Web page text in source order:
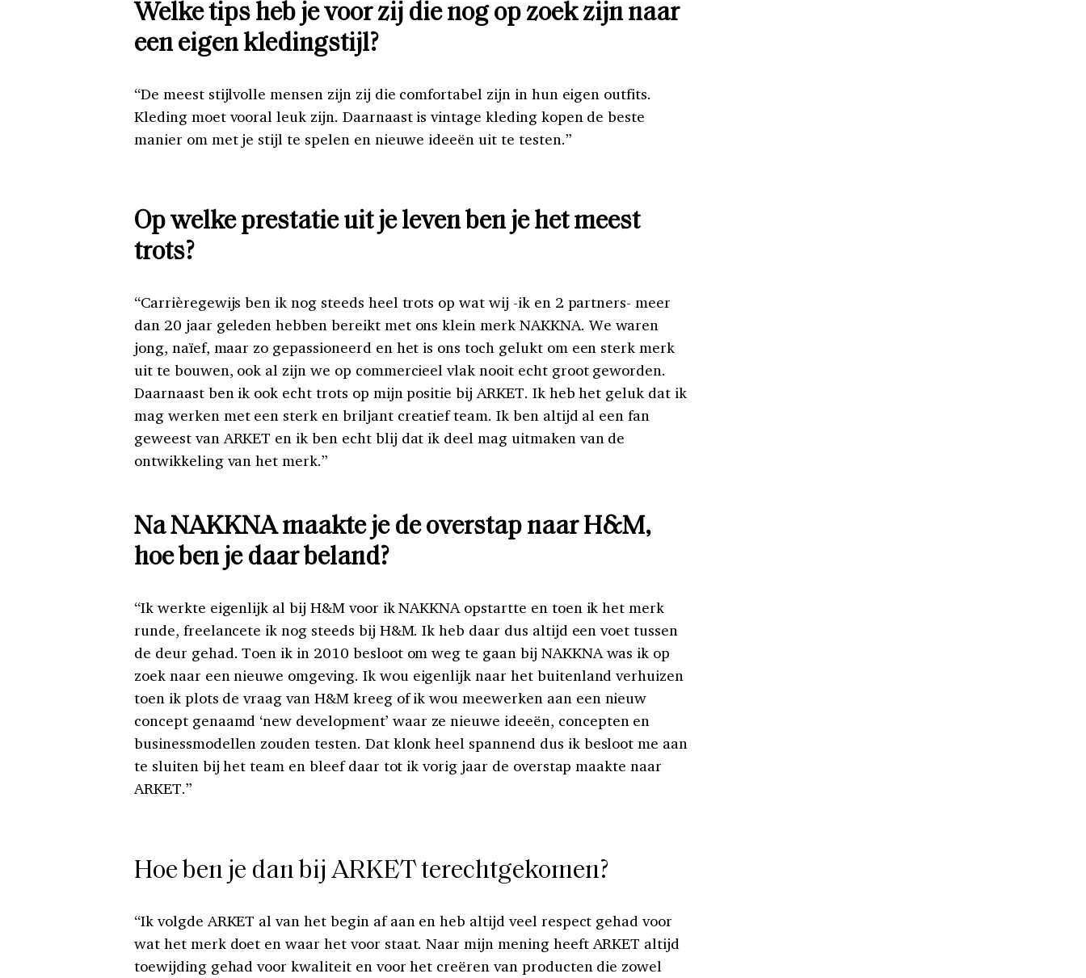
Welke tips heb je voor zij die nog op zoek zijn naar
een eigen kledingstijl?
“De meest stijlvolle mensen zijn zij die comfortabel zijn in hun eigen outfits.
Kleding moet vooral leuk zijn. Daarnaast is vintage kleding kopen de beste
manier om met je stijl te spelen en nieuwe ideeën uit te testen.”
Op welke prestatie uit je leven ben je het meest
trots?
“Carrièregewijs ben ik nog steeds heel trots op wat wij -ik en 2 partners- meer
dan 20 jaar geleden hebben bereikt met ons klein merk NAKKNA. We waren
jong, naïef, maar zo gepassioneerd en het is ons toch gelukt om een sterk merk
uit te bouwen, ook al zijn we op commercieel vlak nooit echt groot geworden.
Daarnaast ben ik ook echt trots op mijn positie bij ARKET. Ik heb het geluk dat ik
mag werken met een sterk en briljant creatief team. Ik ben altijd al een fan
geweest van ARKET en ik ben echt blij dat ik deel mag uitmaken van de
ontwikkeling van het merk.”
Na NAKKNA maakte je de overstap naar H&M,
hoe ben je daar beland?
“Ik werkte eigenlijk al bij H&M voor ik NAKKNA opstartte en toen ik het merk
runde, freelancete ik nog steeds bij H&M. Ik heb daar dus altijd een voet tussen
de deur gehad. Toen ik in 2010 besloot om weg te gaan bij NAKKNA was ik op
zoek naar een nieuwe omgeving. Ik wou eigenlijk naar het buitenland verhuizen
toen ik plots de vraag van H&M kreeg of ik wou meewerken aan een nieuw
concept genaamd ‘new development’ waar ze nieuwe ideeën, concepten en
businessmodellen zouden testen. Dat klonk heel spannend dus ik besloot me aan
te sluiten bij het team en bleef daar tot ik vorig jaar de overstap maakte naar
ARKET.”
Hoe ben je dan bij ARKET terechtgekomen?
“Ik volgde ARKET al van het begin af aan en heb altijd veel respect gehad voor
wat het merk doet en waar het voor staat. Naar mijn mening heeft ARKET altijd
toewijding gehad voor kwaliteit en voor het creëren van producten die zowel